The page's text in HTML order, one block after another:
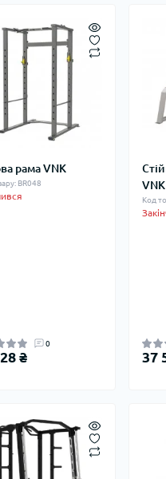
рама VNK
BR048
0
₴
VNK
Код
37